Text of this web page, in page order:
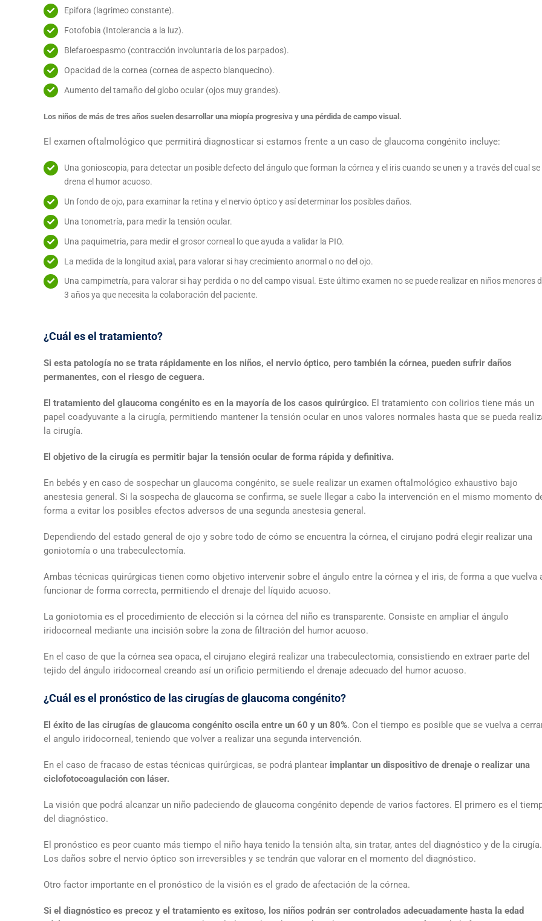
Epifora (lagrimeo constante).
Fotofobia (Intolerancia a la luz).
Blefaroespasmo (contracción involuntaria de los parpados).
Opacidad de la cornea (cornea de aspecto blanquecino).
Aumento del tamaño del globo ocular (ojos muy grandes).
Los niños de más de tres años suelen desarrollar una miopía progresiva y una pérdida de campo visual.
El examen oftalmológico que permitirá diagnosticar si estamos frente a un caso de glaucoma congénito incluye:
Una gonioscopia, para detectar un posible defecto del ángulo que forman la córnea y el iris cuando se unen y a través del cual se
drena el humor acuoso.
Un fondo de ojo, para examinar la retina y el nervio óptico y así determinar los posibles daños.
Una tonometría, para medir la tensión ocular.
Una paquimetria, para medir el grosor corneal lo que ayuda a validar la PIO.
La medida de la longitud axial, para valorar si hay crecimiento anormal o no del ojo.
Una campimetría, para valorar si hay perdida o no del campo visual. Este último examen no se puede realizar en niños menores
3 años ya que necesita la colaboración del paciente.
¿Cuál es el tratamiento?
Si esta patología no se trata rápidamente en los niños, el nervio óptico, pero también la córnea, pueden sufrir daños
permanentes, con el riesgo de ceguera.
El tratamiento del glaucoma congénito es en la mayoría de los casos quirúrgico. El tratamiento con colirios tiene más un
papel coadyuvante a la cirugía, permitiendo mantener la tensión ocular en unos valores normales hasta que se pueda
la cirugía.
El objetivo de la cirugía es permitir bajar la tensión ocular de forma rápida y definitiva.
En bebés y en caso de sospechar un glaucoma congénito, se suele realizar un examen oftalmológico exhaustivo bajo
anestesia general. Si la sospecha de glaucoma se confirma, se suele llegar a cabo la intervención en el mismo momento
forma a evitar los posibles efectos adversos de una segunda anestesia general.
Dependiendo del estado general de ojo y sobre todo de cómo se encuentra la córnea, el cirujano podrá elegir realizar una
goniotomía o una trabeculectomía.
Ambas técnicas quirúrgicas tienen como objetivo intervenir sobre el ángulo entre la córnea y el iris, de forma a que vuelva
funcionar de forma correcta, permitiendo el drenaje del líquido acuoso.
La goniotomia es el procedimiento de elección si la córnea del niño es transparente. Consiste en ampliar el ángulo
iridocorneal mediante una incisión sobre la zona de filtración del humor acuoso.
En el caso de que la córnea sea opaca, el cirujano elegirá realizar una trabeculectomia, consistiendo en extraer parte del
tejido del ángulo iridocorneal creando así un orificio permitiendo el drenaje adecuado del humor acuoso.
¿Cuál es el pronóstico de las cirugías de glaucoma congénito?
El éxito de las cirugías de glaucoma congénito oscila entre un 60 y un 80%. Con el tiempo es posible que se vuelva a
el angulo iridocorneal, teniendo que volver a realizar una segunda intervención.
En el caso de fracaso de estas técnicas quirúrgicas, se podrá plantear implantar un dispositivo de drenaje o realizar una
ciclofotocoagulación con láser.
La visión que podrá alcanzar un niño padeciendo de glaucoma congénito depende de varios factores. El primero es el
del diagnóstico.
El pronóstico es peor cuanto más tiempo el niño haya tenido la tensión alta, sin tratar, antes del diagnóstico y de la cirugía.
Los daños sobre el nervio óptico son irreversibles y se tendrán que valorar en el momento del diagnóstico.
Otro factor importante en el pronóstico de la visión es el grado de afectación de la córnea.
Si el diagnóstico es precoz y el tratamiento es exitoso, los niños podrán ser controlados adecuadamente hasta la edad